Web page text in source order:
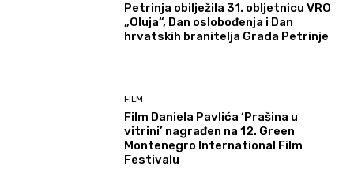
Petrinja obilježila 31. obljetnicu VRO
„Oluja“, Dan oslobođenja i Dan
hrvatskih branitelja Grada Petrinje
FILM
Film Daniela Pavlića ‘Prašina u
vitrini’ nagrađen na 12. Green
Montenegro International Film
Festivalu